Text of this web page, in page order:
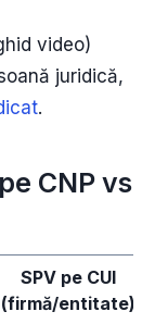
video)
juridică,
.
CNP vs
SPV pe CUI
(firmă/entitate)